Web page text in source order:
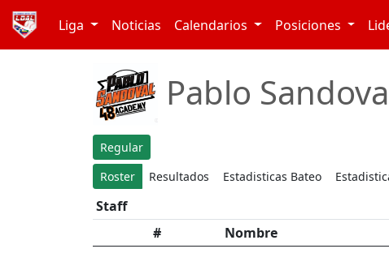
Liga Noticias Calendarios Posiciones
Pablo
Regular
Roster
Resultados Estadisticas Bateo
Staff
#
Nombre